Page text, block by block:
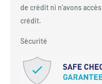
de crédit ni n'avons
crédit.
Sécurité